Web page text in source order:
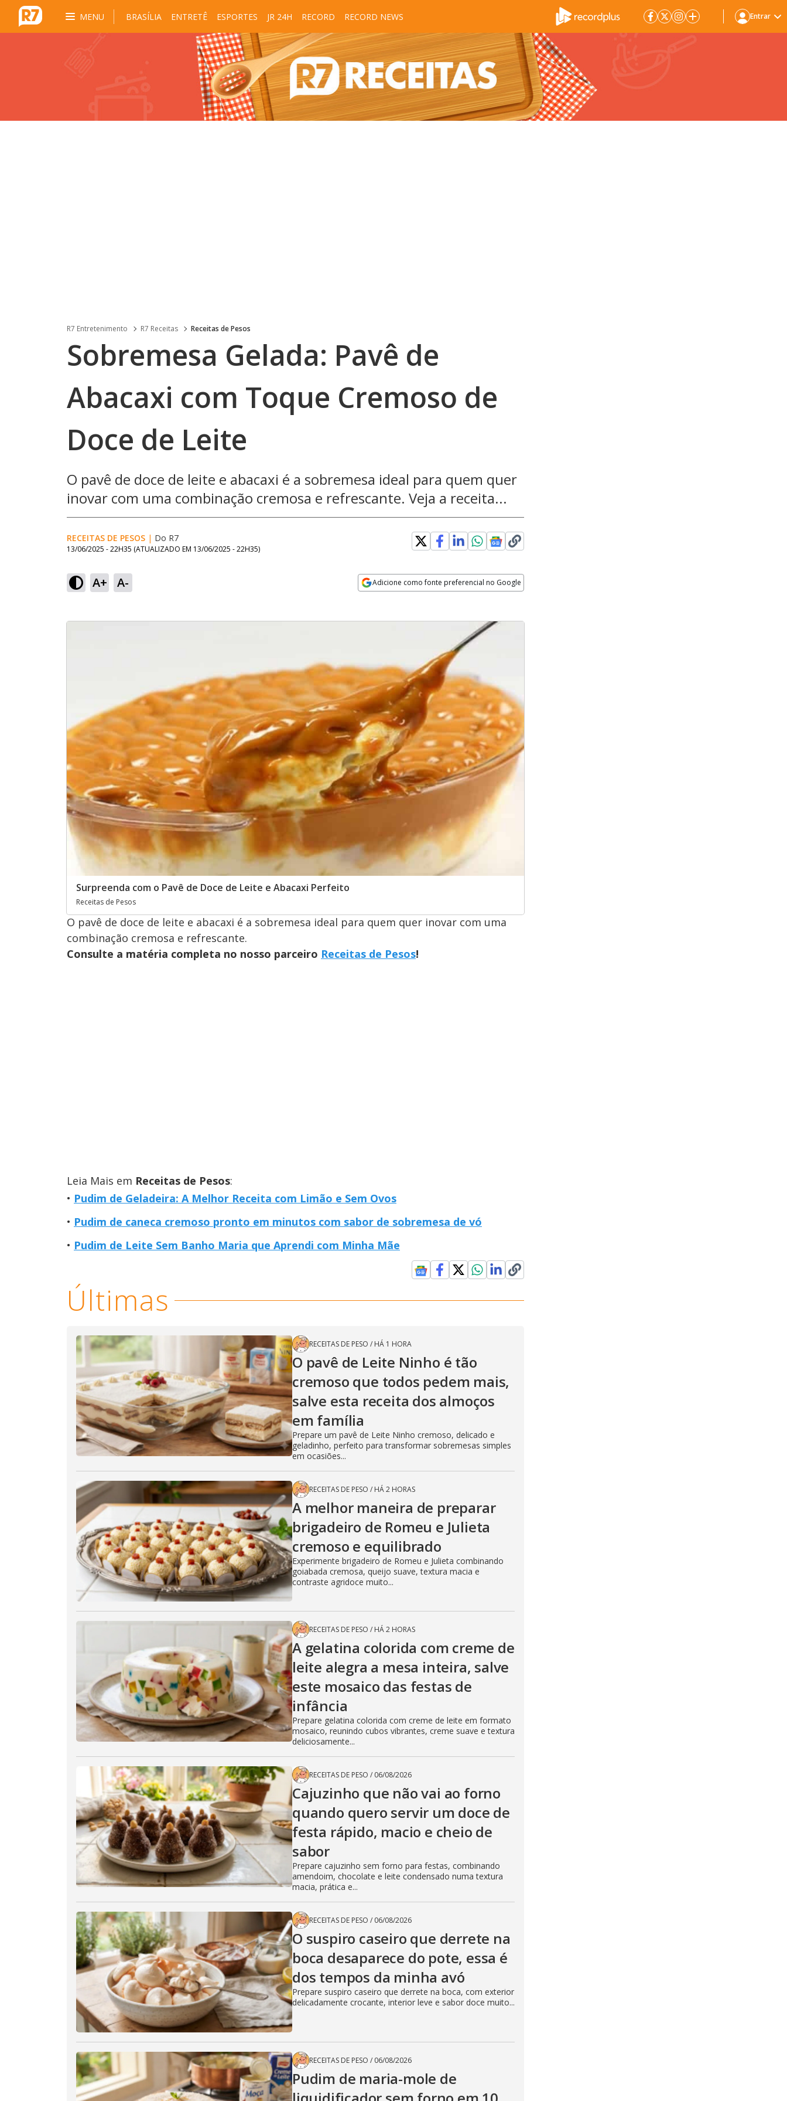
MENU BRASÍLIA ENTRETÊ ESPORTES JR 24H RECORD RECORD NEWS Entrar
R7 Entretenimento R7 Receitas Receitas de Pesos
Sobremesa Gelada: Pavê de
Abacaxi com Toque Cremoso de
Doce de Leite
O pavê de doce de leite e abacaxi é a sobremesa ideal para quem quer
inovar com uma combinação cremosa e refrescante. Veja a receita...
RECEITAS DE PESOS | Do R7
13/06/2025 - 22H35 (ATUALIZADO EM 13/06/2025 - 22H35)
A+ A- Adicione como fonte preferencial no Google
Surpreenda com o Pavê de Doce de Leite e Abacaxi Perfeito
Receitas de Pesos
O pavê de doce de leite e abacaxi é a sobremesa ideal para quem quer inovar com uma
combinação cremosa e refrescante.
Consulte a matéria completa no nosso parceiro Receitas de Pesos!
Leia Mais em Receitas de Pesos:
Pudim de Geladeira: A Melhor Receita com Limão e Sem Ovos
Pudim de caneca cremoso pronto em minutos com sabor de sobremesa de vó
Pudim de Leite Sem Banho Maria que Aprendi com Minha Mãe
Últimas
RECEITAS DE PESO / HÁ 1 HORA
O pavê de Leite Ninho é tão
cremoso que todos pedem mais,
salve esta receita dos almoços
em família
Prepare um pavê de Leite Ninho cremoso, delicado e
geladinho, perfeito para transformar sobremesas simples
em ocasiões...
RECEITAS DE PESO / HÁ 2 HORAS
A melhor maneira de preparar
brigadeiro de Romeu e Julieta
cremoso e equilibrado
Experimente brigadeiro de Romeu e Julieta combinando
goiabada cremosa, queijo suave, textura macia e
contraste agridoce muito...
RECEITAS DE PESO / HÁ 2 HORAS
A gelatina colorida com creme de
leite alegra a mesa inteira, salve
este mosaico das festas de
infância
Prepare gelatina colorida com creme de leite em formato
mosaico, reunindo cubos vibrantes, creme suave e textura
deliciosamente...
RECEITAS DE PESO / 06/08/2026
Cajuzinho que não vai ao forno
quando quero servir um doce de
festa rápido, macio e cheio de
sabor
Prepare cajuzinho sem forno para festas, combinando
amendoim, chocolate e leite condensado numa textura
macia, prática e...
RECEITAS DE PESO / 06/08/2026
O suspiro caseiro que derrete na
boca desaparece do pote, essa é
dos tempos da minha avó
Prepare suspiro caseiro que derrete na boca, com exterior
delicadamente crocante, interior leve e sabor doce muito...
RECEITAS DE PESO / 06/08/2026
Pudim de maria-mole de